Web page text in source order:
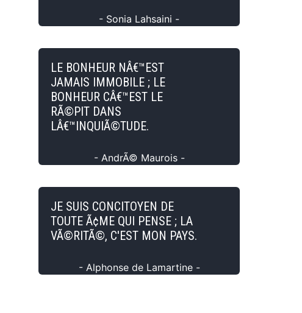
- Sonia Lahsaini -
LE BONHEUR NÂ€™EST
JAMAIS IMMOBILE ; LE
BONHEUR CÂ€™EST LE
RÃ©PIT DANS
LÂ€™INQUIÃ©TUDE.
- AndrÃ© Maurois -
JE SUIS CONCITOYEN DE
TOUTE Ã¢ME QUI PENSE ; LA
VÃ©RITÃ©, C'EST MON PAYS.
- Alphonse de Lamartine -